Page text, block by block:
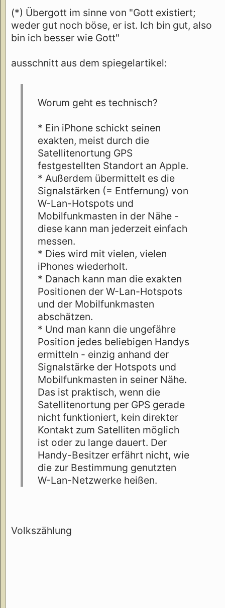
(*) Übergott im sinne von "Gott existiert;
weder gut noch böse, er ist. Ich bin gut, also
bin ich besser wie Gott"
ausschnitt aus dem spiegelartikel:
Worum geht es technisch?
* Ein iPhone schickt seinen
exakten, meist durch die
Satellitenortung GPS
festgestellten Standort an Apple.
* Außerdem übermittelt es die
Signalstärken (= Entfernung) von
W-Lan-Hotspots und
Mobilfunkmasten in der Nähe -
diese kann man jederzeit einfach
messen.
* Dies wird mit vielen, vielen
iPhones wiederholt.
* Danach kann man die exakten
Positionen der W-Lan-Hotspots
und der Mobilfunkmasten
abschätzen.
* Und man kann die ungefähre
Position jedes beliebigen Handys
ermitteln - einzig anhand der
Signalstärke der Hotspots und
Mobilfunkmasten in seiner Nähe.
Das ist praktisch, wenn die
Satellitenortung per GPS gerade
nicht funktioniert, kein direkter
Kontakt zum Satelliten möglich
ist oder zu lange dauert. Der
Handy-Besitzer erfährt nicht, wie
die zur Bestimmung genutzten
W-Lan-Netzwerke heißen.
Volkszählung